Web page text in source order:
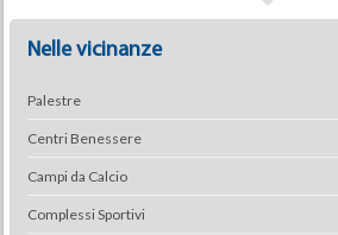
Nelle vicinanze
Palestre
Centri Benessere
Campi da Calcio
Complessi Sportivi